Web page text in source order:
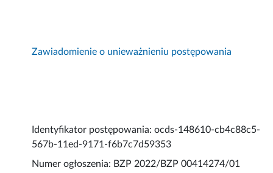
Zawiadomienie o unieważnieniu postępowania
Identyfikator postępowania: ocds-148610-cb4c88c5-
567b-11ed-9171-f6b7c7d59353
Numer ogłoszenia: BZP 2022/BZP 00414274/01